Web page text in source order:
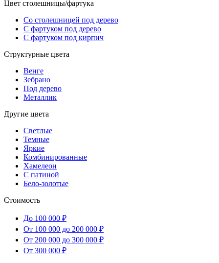
Цвет столешницы/фартука
Со столешницей под дерево
С фартуком под дерево
С фартуком под кирпич
Структурные цвета
Венге
Зебрано
Под дерево
Металлик
Другие цвета
Светлые
Темные
Яркие
Комбинированные
Хамелеон
С патиной
Бело-золотые
Стоимость
До 100 000 ₽
От 100 000 до 200 000 ₽
От 200 000 до 300 000 ₽
От 300 000 ₽